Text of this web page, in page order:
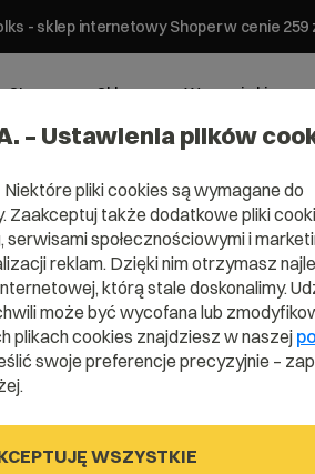
- sklep internetowy Shoper w cenie 259
Strony Sklepy Wsparcie
językiem wolności
– Ustawienia plików
pliki cookies są wymagane do
Zaakceptuj także dodatkowe pliki
serwisami społecznościowymi i
reklam. Dzięki nim otrzymasz
którą stale doskonalimy.
może być wycofana lub
plikach cookies znajdziesz w naszej
swoje preferencje precyzyjnie –
WSZYSTKIE